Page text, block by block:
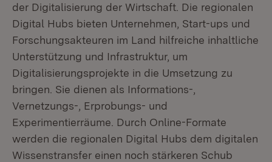
der Digitalisierung der Wirtschaft. Die regionalen
Digital Hubs bieten Unternehmen, Start-ups und
Forschungsakteuren im Land hilfreiche inhaltliche
Unterstützung und Infrastruktur, um
Digitalisierungsprojekte in die Umsetzung zu
bringen. Sie dienen als Informations-,
Vernetzungs-, Erprobungs- und
Experimentierräume. Durch Online-Formate
werden die regionalen Digital Hubs dem digitalen
Wissenstransfer einen noch stärkeren Schub